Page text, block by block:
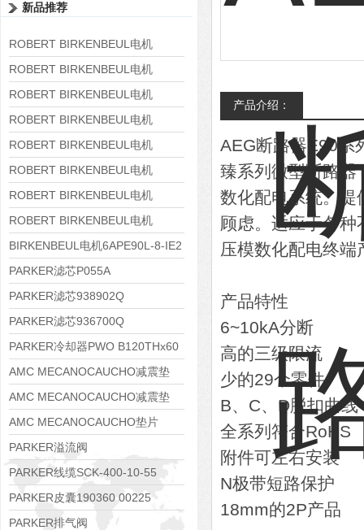
新品推荐
ROBERT BIRKENBEUL电机
8APE225M-4-IE3
ROBERT BIRKENBEUL电机
8APE180L-4 IE3
ROBERT BIRKENBEUL电机
8APE160M-6 IE3
ROBERT BIRKENBEUL电机
8APE160L-4-IE3
ROBERT BIRKENBEUL电机
8APE112M-6K-IE3
ROBERT BIRKENBEUL电机
8APE100L-2 IE3
ROBERT BIRKENBEUL电机
8APE90S-4 IE3
ROBERT BIRKENBEUL电机
8APE80M-2K-IE3
BIRKENBEUL电机6APE90L-8-IE2
PARKER滤芯P055A
PARKER滤芯938902Q
PARKER滤芯936700Q
PARKER冷却器PWO B120THx60
AMC MECANOCAUCHO减震垫
138552
AMC MECANOCAUCHO减震垫
138551
AMC MECANOCAUCHO垫片
608074
PARKER溢流阀
RE06M35W2N1KWXG087
PARKER线缆SCK-400-10-55
PARKER皮囊190360 00225
PARKER排气阀
产品介绍：
AEG断路器E90系
臻系列微型断路器
数化配电系统。提
顾虑。适应于各种
压模数化配电终端
产品特性
6~10kA分断
高的三级限流
少的29个零件
B、C、D脱扣曲线
全系列符合RoHS
附件可左右安装
N极带短路保护
18mm的2P产品